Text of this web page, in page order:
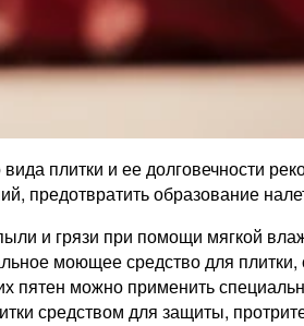
плитки и ее долговечности
предотвратить образование
и грязи при помощи мягкой
моющее средство для плитки,
пятен можно применить
средством для защиты,